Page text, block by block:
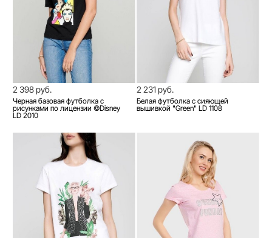
2 398 руб.
Черная базовая футболка с
рисунками по лицензии ©Disney
LD 2010
2 231 руб.
Белая футболка с сияющей
вышивкой "Green" LD 1108